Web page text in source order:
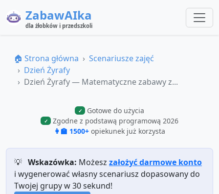
ZabawAIka
dla żłobków i przedszkoli
🏠 Strona główna
Scenariusze zajęć
Dzień Żyrafy
Dzień Żyrafy — Matematyczne zabawy z...
✓ Gotowe do użycia
✓
Zgodne z podstawą programową 2026
👩‍🏫 1500+ opiekunek już korzysta
💡 Wskazówka: Możesz założyć darmowe konto
i wygenerować własny scenariusz dopasowany do
Twojej grupy w 30 sekund!